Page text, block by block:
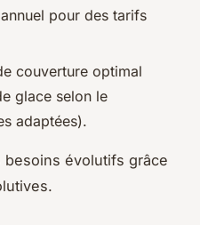
pour des tarifs
couverture optimal
glace selon le
adaptées).
besoins évolutifs grâce